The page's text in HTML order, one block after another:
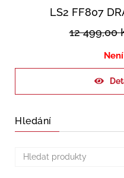
LS2 FF807
12 499,00
Hledání